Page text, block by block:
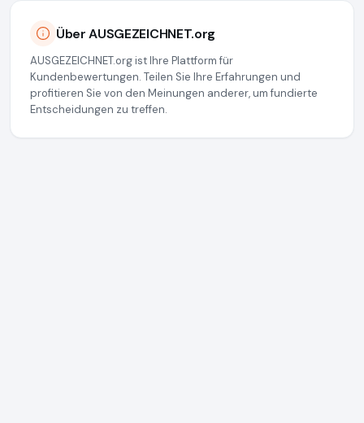
Über AUSGEZEICHNET.org
AUSGEZEICHNET.org ist Ihre Plattform für
Kundenbewertungen. Teilen Sie Ihre Erfahrungen und
profitieren Sie von den Meinungen anderer, um fundierte
Entscheidungen zu treffen.